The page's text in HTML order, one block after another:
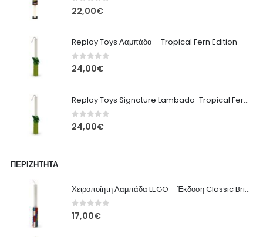
0out of 5
22,00€
Replay Toys Λαμπάδα – Tropical Fern Edition
0 out of 5
24,00€
Replay Toys Signature Lambada-Tropical Fern edition 2026
0 out of 5
24,00€
ΠΕΡΙΖΉΤΗΤΑ
Χειροποίητη Λαμπάδα LEGO – Έκδοση Classic Brick
0out of 5
17,00€